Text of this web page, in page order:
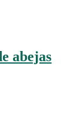
abejas